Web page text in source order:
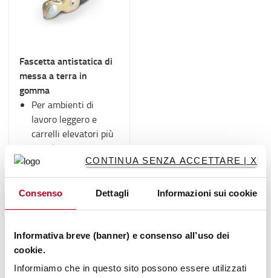
CONTINUA SENZA ACCETTARE | X
Consenso Dettagli Informazioni sui cookie
Informativa breve (banner) e consenso all’uso dei
cookie.
Informiamo che in questo sito possono essere utilizzati
Fascetta antistatica di
messa a terra in
gomma
Per ambienti di
lavoro leggero e
carrelli elevatori più
piccoli
15 €
ACQUISTA
ONLINE